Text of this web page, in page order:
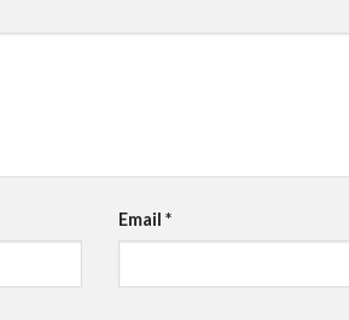
Email *